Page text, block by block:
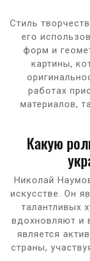
Стиль
его
форм и
картины,
работах
материалов,
Какую
Николай
искусстве. Он
талантливых
вдохновляют и
является
страны,